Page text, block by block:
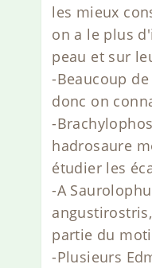
les mieux
on a le plus
peau et sur
-Beaucoup
donc on
-
hadrosaure
étudier les
-A
partie du
-Plusieurs